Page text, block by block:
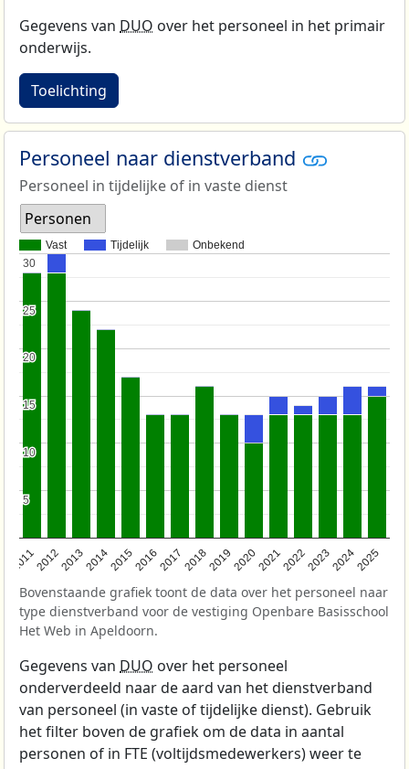
Gegevens van DUO over het personeel in het primair
onderwijs.
Toelichting
Personeel naar dienstverband
Personeel in tijdelijke of in vaste dienst
Personen
Vast Tijdelijk Onbekend
201120122013201420152016201720182019202020212022202320242025
5
5
10
10
15
15
20
20
25
25
30
30
Bovenstaande grafiek toont de data over het personeel naar
type dienstverband voor de vestiging Openbare Basisschool
Het Web in Apeldoorn.
Gegevens van DUO over het personeel
onderverdeeld naar de aard van het dienstverband
van personeel (in vaste of tijdelijke dienst). Gebruik
het filter boven de grafiek om de data in aantal
personen of in FTE (voltijdsmedewerkers) weer te